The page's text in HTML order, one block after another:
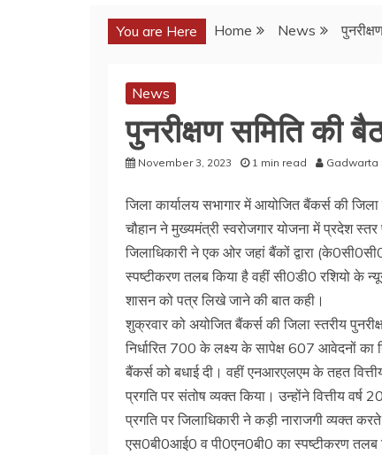
You are Here Home News
News
पुनरीक्षण समिति की
November 3, 2023 1 min read Gadwarta
जिला कार्यालय सभागार में आयोजित बैंकर्स की
चौहान ने मुख्यमंत्री स्वरोजगार योजना में प्रदेश स्तर
जिलाधिकारी ने एक ओर जहां बैंकों द्वारा
स्पष्टीकरण तलब किया है वहीं सी0डी0 रशियो के
शासन को पत्र लिखे जाने की बात कही।
शुक्रवार को अयोजित बैंकर्स की जिला स्तरीय
निर्धारित 700 के लक्ष्य के सापेक्ष 607 आवेदनों का
बैंकर्स को बधाई दी। वहीं एनआरएलएम के तहत
प्रगति पर संतोष व्यक्त किया। उन्होंने वित्तीय
प्रगति पर जिलाधिकारी ने कड़ी नाराजगी व्यक्त
एस0बी0आई0 व पी0एन0बी0 का स्पष्टीकरण तलब